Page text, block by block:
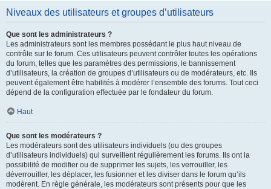
Niveaux des utilisateurs et groupes d’utilisateurs
Que sont les administrateurs ?
Les administrateurs sont les membres possédant le plus haut niveau de
contrôle sur le forum. Ces utilisateurs peuvent contrôler toutes les opérations
du forum, telles que les paramètres des permissions, le bannissement
d’utilisateurs, la création de groupes d’utilisateurs ou de modérateurs, etc. Ils
peuvent également être habilités à modérer l’ensemble des forums. Tout ceci
dépend de la configuration effectuée par le fondateur du forum.
Haut
Que sont les modérateurs ?
Les modérateurs sont des utilisateurs individuels (ou des groupes
d’utilisateurs individuels) qui surveillent régulièrement les forums. Ils ont la
possibilité de modifier ou de supprimer les sujets, les verrouiller, les
déverrouiller, les déplacer, les fusionner et les diviser dans le forum qu’ils
modèrent. En règle générale, les modérateurs sont présents pour que les